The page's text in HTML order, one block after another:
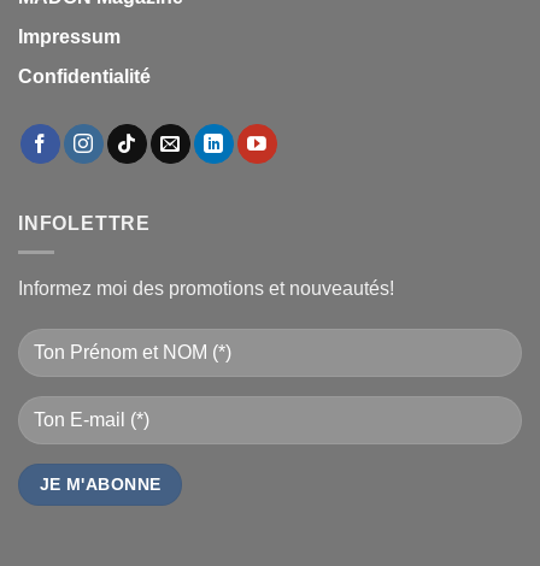
Impressum
Confidentialité
INFOLETTRE
Informez moi des promotions et nouveautés!